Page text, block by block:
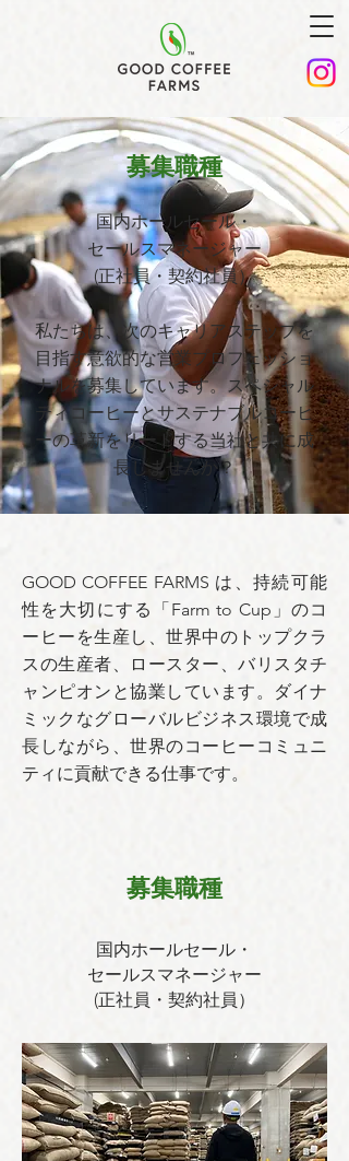
募集職種
国内ホールセール・
セールスマネージャー
(正社員・契約社員）
私たちは、次のキャリアステップを
目指す意欲的な営業プロフェッショ
ナルを募集しています。スペシャル
ティコーヒーとサステナブルコーヒ
ーの革新をリードする当社と共に成
長しませんか？
GOOD COFFEE FARMS は、持続可能
性を大切にする「Farm to Cup」のコ
ーヒーを生産し、世界中のトップクラ
スの生産者、ロースター、バリスタチ
ャンピオンと協業しています。ダイナ
ミックなグローバルビジネス環境で成
長しながら、世界のコーヒーコミュニ
ティに貢献できる仕事です。
募集職種
国内ホールセール・
セールスマネージャー
(正社員・契約社員）